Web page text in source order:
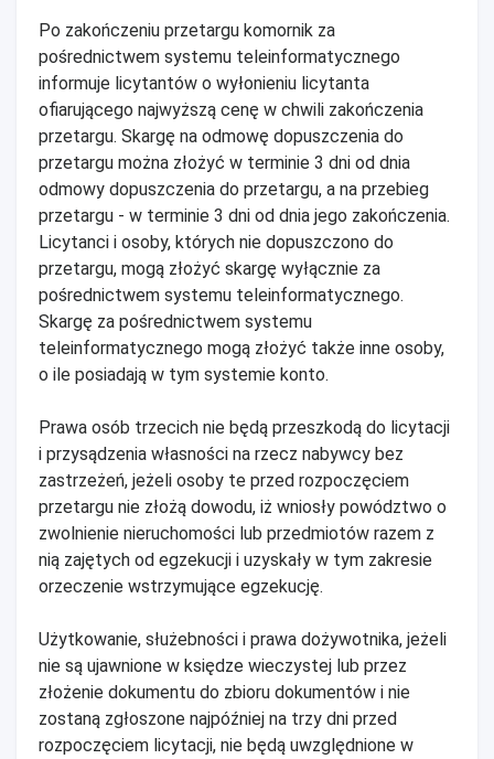
Po zakończeniu przetargu komornik za
pośrednictwem systemu teleinformatycznego
informuje licytantów o wyłonieniu licytanta
ofiarującego najwyższą cenę w chwili zakończenia
przetargu. Skargę na odmowę dopuszczenia do
przetargu można złożyć w terminie 3 dni od dnia
odmowy dopuszczenia do przetargu, a na przebieg
przetargu - w terminie 3 dni od dnia jego zakończenia.
Licytanci i osoby, których nie dopuszczono do
przetargu, mogą złożyć skargę wyłącznie za
pośrednictwem systemu teleinformatycznego.
Skargę za pośrednictwem systemu
teleinformatycznego mogą złożyć także inne osoby,
o ile posiadają w tym systemie konto.
Prawa osób trzecich nie będą przeszkodą do licytacji
i przysądzenia własności na rzecz nabywcy bez
zastrzeżeń, jeżeli osoby te przed rozpoczęciem
przetargu nie złożą dowodu, iż wniosły powództwo o
zwolnienie nieruchomości lub przedmiotów razem z
nią zajętych od egzekucji i uzyskały w tym zakresie
orzeczenie wstrzymujące egzekucję.
Użytkowanie, służebności i prawa dożywotnika, jeżeli
nie są ujawnione w księdze wieczystej lub przez
złożenie dokumentu do zbioru dokumentów i nie
zostaną zgłoszone najpóźniej na trzy dni przed
rozpoczęciem licytacji, nie będą uwzględnione w